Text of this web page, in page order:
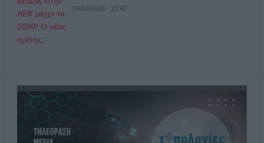
06/08/2026 - 10:42